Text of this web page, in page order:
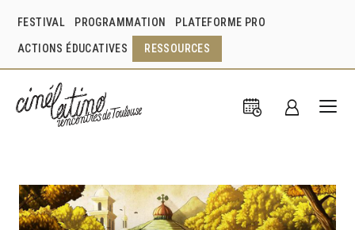
FESTIVAL PROGRAMMATION PLATEFORME PRO
ACTIONS ÉDUCATIVES RESSOURCES